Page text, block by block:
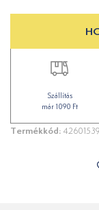
Szállítás
már 1090 Ft
Termékkód: